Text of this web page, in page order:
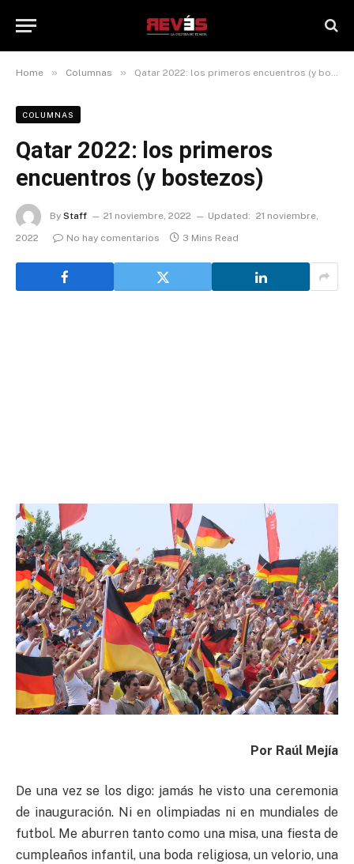
Home » Columnas » Qatar 2022: los primeros encuentros (y bostezos)
COLUMNAS
Qatar 2022: los primeros
encuentros (y bostezos)
By Staff 21 noviembre, 2022 Updated: 21 noviembre,
2022
No hay comentarios 3 Mins Read
Por Raúl Mejía
De una vez se los digo: jamás he visto una ceremonia
de inauguración. Ni en olimpiadas ni en mundiales de
futbol. Me aburren tanto como una misa, una fiesta de
cumpleaños infantil, una boda religiosa, un velorio, una